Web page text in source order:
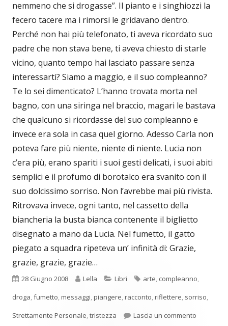
Pubblicato
28 Giugno 2008 Autore
Lella Categorie
Libri Tag
arte, compleanno,
droga,fumetto,messaggi,piangere,racconto,riflettere, sorriso,
Strettamente Personale,tristezza Lascia un commento